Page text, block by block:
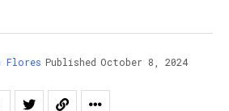
Flores Published October 8, 2024